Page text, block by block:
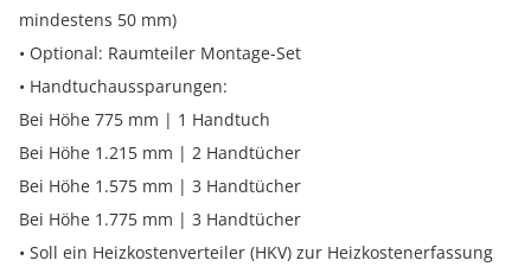
mindestens 50 mm)
• Optional: Raumteiler Montage-Set
• Handtuchaussparungen:
Bei Höhe 775 mm | 1 Handtuch
Bei Höhe 1.215 mm | 2 Handtücher
Bei Höhe 1.575 mm | 3 Handtücher
Bei Höhe 1.775 mm | 3 Handtücher
• Soll ein Heizkostenverteiler (HKV) zur Heizkostenerfassung